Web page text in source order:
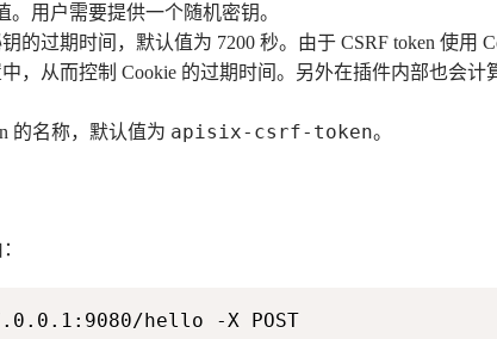
。用户需要提供一个随机密钥。
的过期时间，默认值为 7200 秒。由于 CSRF token 使用
，从而控制 Cookie 的过期时间。另外在插件内部也会计
的名称，默认值为 apisix-csrf-token。
hello -X POST